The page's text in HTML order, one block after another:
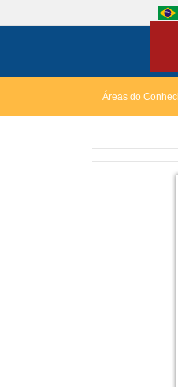
Áreas do